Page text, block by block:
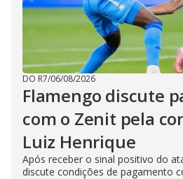
DO R7/06/08/2026
Flamengo discute
com o Zenit pela
Luiz Henrique
Após receber o sinal positivo do
discute condições de pagamento